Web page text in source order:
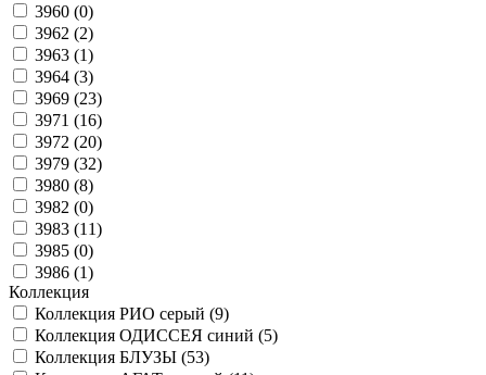
3960 (0)
3962 (2)
3963 (1)
3964 (3)
3969 (23)
3971 (16)
3972 (20)
3979 (32)
3980 (8)
3982 (0)
3983 (11)
3985 (0)
3986 (1)
Коллекция
Коллекция РИО серый (9)
Коллекция ОДИССЕЯ синий (5)
Коллекция БЛУЗЫ (53)